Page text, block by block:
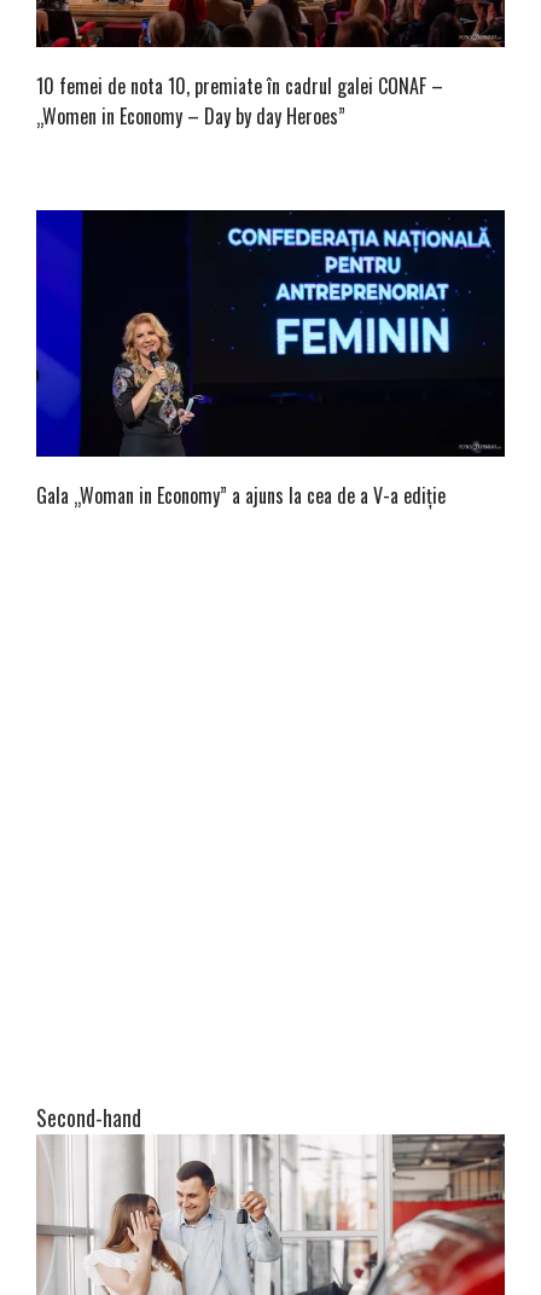
10 femei de nota 10, premiate în cadrul galei CONAF –
„Women in Economy – Day by day Heroes”
Gala „Woman in Economy” a ajuns la cea de a V-a ediţie
Second-hand